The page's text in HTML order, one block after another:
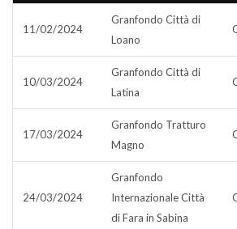
11/02/2024
Granfondo Città di
Loano
10/03/2024
Granfondo Città di
Latina
17/03/2024
Granfondo Tratturo
Magno
24/03/2024
Granfondo
Internazionale Città
di Fara in Sabina